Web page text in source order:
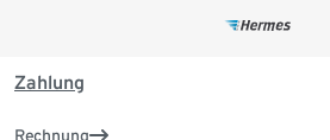
Zahlung
Rechnung